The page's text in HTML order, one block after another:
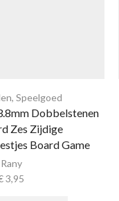
, Speelgoed
Dobbelstenen
Zes Zijdige
Board Game
Rany
3,95